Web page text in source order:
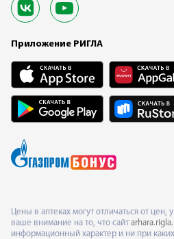
Приложение РИГЛА
Цены в аптеках могут отличаться от
ваше внимание на то, что сайт
информационный характер и ни при